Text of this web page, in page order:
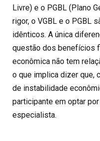
Livre) e o PGBL (Plano
rigor, o VGBL e o PGBL
idênticos. A única
questão dos benefícios
econômica não tem
o que implica dizer que,
de instabilidade
participante em optar
especialista.